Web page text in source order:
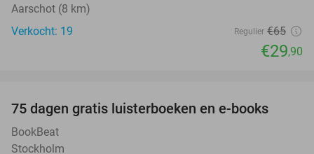
Aarschot (8 km)
Verkocht: 19
Regulier €65
€29,90
75 dagen gratis luisterboeken en e-books
BookBeat
Stockholm